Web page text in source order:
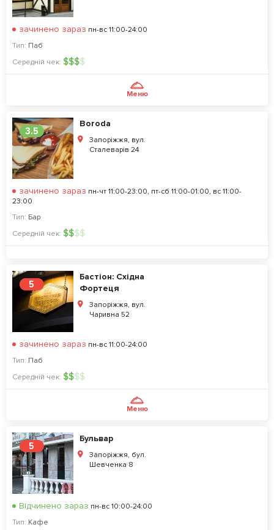
зачинено зараз пн-вс 11:00-24:00
Тип: Паб
Середній чек: $$$$
Меню
3.5
Boroda
Запоріжжя, вул.
Сталеварів 24
зачинено зараз пн-чт 11:00-23:00, пт-сб 11:00-01:00, вс 11:00-
23:00
Тип: Бар
Середній чек: $$$$
5
Бастіон: Східна
Фортеця
Запоріжжя, вул.
Чаривна 52
зачинено зараз пн-вс 11:00-24:00
Тип: Паб
Середній чек: $$$$
Меню
5
Бульвар
Запоріжжя, бул.
Шевченка 8
Відчинено зараз пн-вс 10:00-24:00
Тип: Кафе